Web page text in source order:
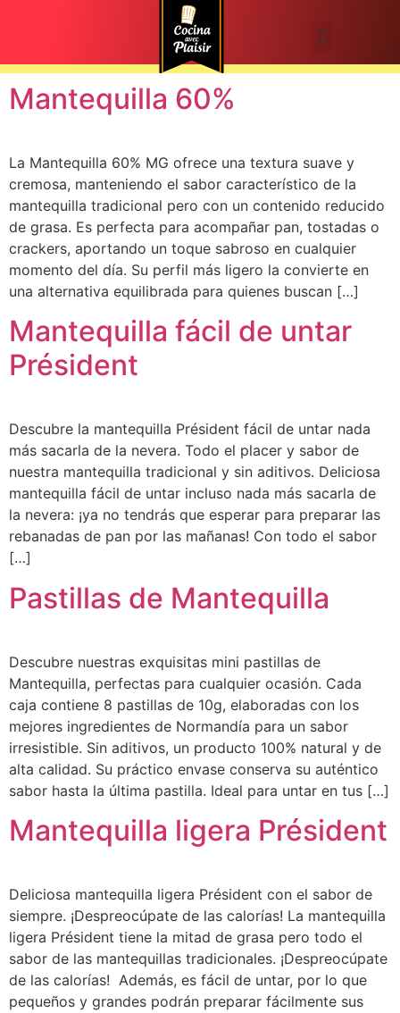
Mantequilla 60%
La Mantequilla 60% MG ofrece una textura suave y
cremosa, manteniendo el sabor característico de la
mantequilla tradicional pero con un contenido reducido
de grasa. Es perfecta para acompañar pan, tostadas o
crackers, aportando un toque sabroso en cualquier
momento del día. Su perfil más ligero la convierte en
una alternativa equilibrada para quienes buscan […]
Mantequilla fácil de untar
Président
Descubre la mantequilla Président fácil de untar nada
más sacarla de la nevera. Todo el placer y sabor de
nuestra mantequilla tradicional y sin aditivos. Deliciosa
mantequilla fácil de untar incluso nada más sacarla de
la nevera: ¡ya no tendrás que esperar para preparar las
rebanadas de pan por las mañanas! Con todo el sabor
[…]
Pastillas de Mantequilla
Descubre nuestras exquisitas mini pastillas de
Mantequilla, perfectas para cualquier ocasión. Cada
caja contiene 8 pastillas de 10g, elaboradas con los
mejores ingredientes de Normandía para un sabor
irresistible. Sin aditivos, un producto 100% natural y de
alta calidad. Su práctico envase conserva su auténtico
sabor hasta la última pastilla. Ideal para untar en tus […]
Mantequilla ligera Président
Deliciosa mantequilla ligera Président con el sabor de
siempre. ¡Despreocúpate de las calorías! La mantequilla
ligera Président tiene la mitad de grasa pero todo el
sabor de las mantequillas tradicionales. ¡Despreocúpate
de las calorías! Además, es fácil de untar, por lo que
pequeños y grandes podrán preparar fácilmente sus